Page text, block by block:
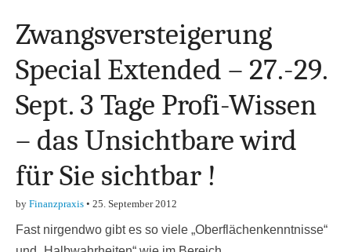
Zwangsversteigerung
Special Extended – 27.-29.
Sept. 3 Tage Profi-Wissen
– das Unsichtbare wird
für Sie sichtbar !
by Finanzpraxis • 25. September 2012
Fast nirgendwo gibt es so viele „Oberflächenkenntnisse“